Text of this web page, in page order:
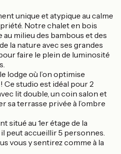
unique et atypique au calme
Notre chalet en bois
au milieu des bambous et des
la nature avec ses grandes
faire le plein de luminosité
le lodge où l’on optimise
! Ce studio est idéal pour 2
lit double, un coin salon et
sa terrasse privée à l’ombre
situé au 1er étage de la
il peut accueillir 5 personnes.
vous y sentirez comme à la